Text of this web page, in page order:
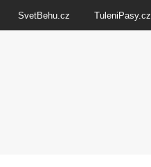
SvetBehu.cz TuleniPasy.cz